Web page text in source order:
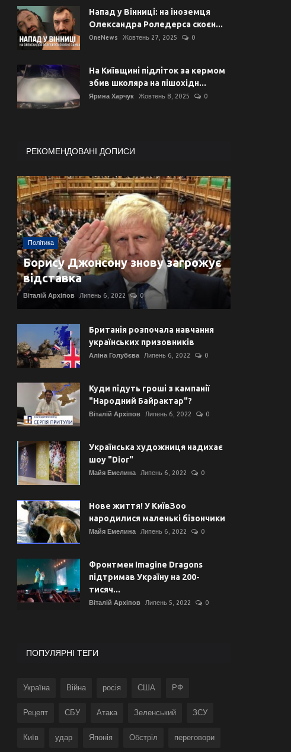
Напад у Вінниці: на іноземця
Олександра Роледерса скоєн...
OneNews Жовтень 27, 2025 0
На Київщині підліток за кермом
збив школяра на пішохідн...
Ярина Харчук Жовтень 8, 2025 0
РЕКОМЕНДОВАНІ ДОПИСИ
Політика
Борису Джонсону знову загрожує
відставка
Віталій Архіпов Липень 6, 2022 0
Британія розпочала навчання
українських призовників
Аліна Голубєва Липень 6, 2022 0
Куди підуть гроші з кампанії
"Народний Байрактар"?
Віталій Архіпов Липень 6, 2022 0
Українська художниця надихає
шоу "Dior"
Майя Емелина Липень 6, 2022 0
Нове життя! У КиївЗоо
народилися маленькі бізончики
Майя Емелина Липень 6, 2022 0
Фронтмен Imagine Dragons
підтримав Україну на 200-
тисяч...
Віталій Архіпов Липень 5, 2022 0
ПОПУЛЯРНІ ТЕГИ
Україна Війна росія США РФ
Рецепт СБУ Атака Зеленський ЗСУ
Київ удар Японія Обстріл переговори